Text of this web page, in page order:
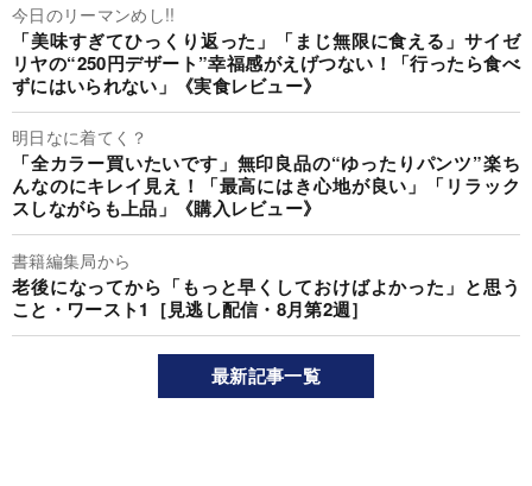
今日のリーマンめし!!
「美味すぎてひっくり返った」「まじ無限に食える」サイゼ
リヤの“250円デザート”幸福感がえげつない！「行ったら食べ
ずにはいられない」《実食レビュー》
明日なに着てく？
「全カラー買いたいです」無印良品の“ゆったりパンツ”楽ち
んなのにキレイ見え！「最高にはき心地が良い」「リラック
スしながらも上品」《購入レビュー》
書籍編集局から
老後になってから「もっと早くしておけばよかった」と思う
こと・ワースト1［見逃し配信・8月第2週］
最新記事一覧